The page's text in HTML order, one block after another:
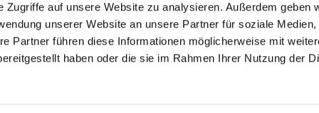
Zugriffe auf unsere Website zu analysieren. Außerdem geben
unserer Website an unsere Partner für soziale Medien,
Partner führen diese Informationen möglicherweise mit
haben oder die sie im Rahmen Ihrer Nutzung der
St. Maria Magdalena Oderland-
Impressum Datenschutzerklärung ChurchDesk-Login